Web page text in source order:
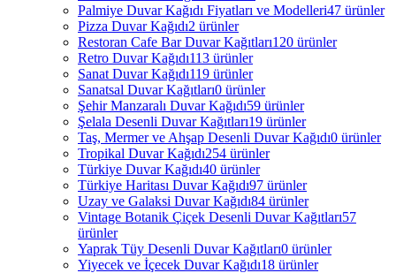
Palmiye Duvar Kağıdı Fiyatları ve Modelleri47 ürünler
Pizza Duvar Kağıdı2 ürünler
Restoran Cafe Bar Duvar Kağıtları120 ürünler
Retro Duvar Kağıdı113 ürünler
Sanat Duvar Kağıdı119 ürünler
Sanatsal Duvar Kağıtları0 ürünler
Şehir Manzaralı Duvar Kağıdı59 ürünler
Şelala Desenli Duvar Kağıtları19 ürünler
Taş, Mermer ve Ahşap Desenli Duvar Kağıdı0 ürünler
Tropikal Duvar Kağıdı254 ürünler
Türkiye Duvar Kağıdı40 ürünler
Türkiye Haritası Duvar Kağıdı97 ürünler
Uzay ve Galaksi Duvar Kağıdı84 ürünler
Vintage Botanik Çiçek Desenli Duvar Kağıtları57
ürünler
Yaprak Tüy Desenli Duvar Kağıtları0 ürünler
Yiyecek ve İçecek Duvar Kağıdı18 ürünler